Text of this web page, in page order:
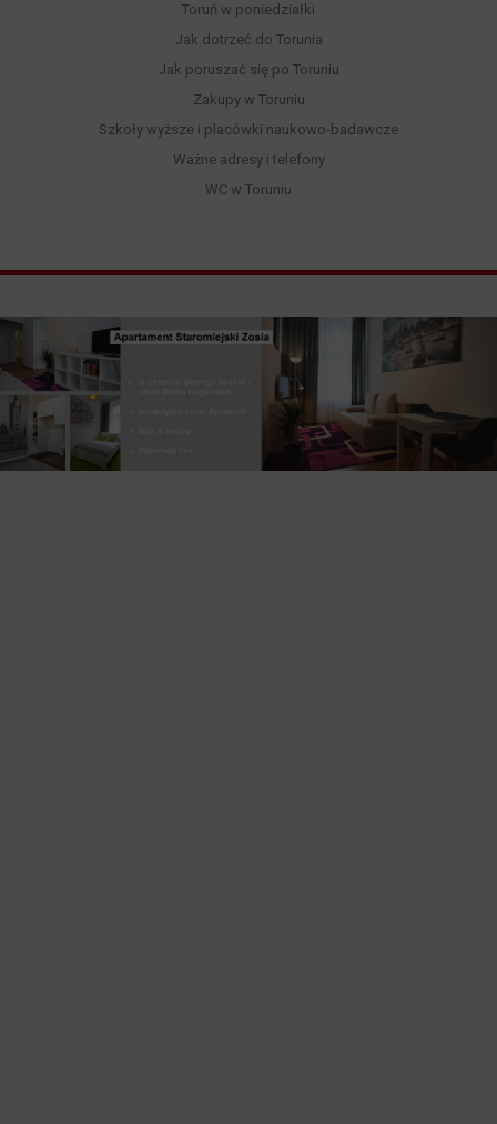
Toruń w poniedziałki
Jak dotrzeć do Torunia
Jak poruszać się po Toruniu
Zakupy w Toruniu
Szkoły wyższe i placówki naukowo-badawcze
Ważne adresy i telefony
WC w Toruniu